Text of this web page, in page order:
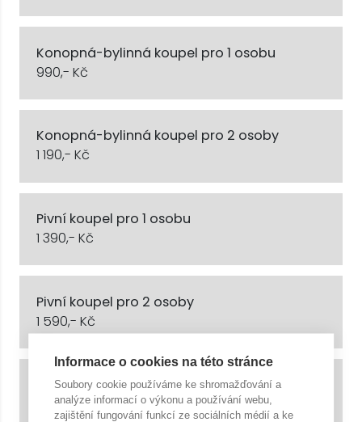
Konopná-bylinná koupel pro 1 osobu
990,- Kč
Konopná-bylinná koupel pro 2 osoby
1 190,- Kč
Pivní koupel pro 1 osobu
1 390,- Kč
Pivní koupel pro 2 osoby
1 590,- Kč
Rašelinová koupel pro 1 osobu
990,- Kč
Informace o cookies na této stránce
Soubory cookie používáme ke shromažďování a
analýze informací o výkonu a používání webu,
zajištění fungování funkcí ze sociálních médií a ke